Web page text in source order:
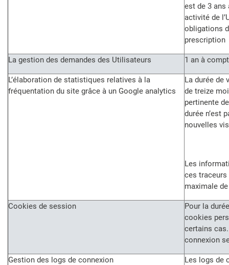
est de 3 ans
activité de
obligations
prescription
La gestion des demandes des Utilisateurs 1 an à
L’élaboration de statistiques relatives à la
fréquentation du site grâce à un Google analytics
La durée de
de treize
pertinente
durée n’est
nouvelles
Les
ces traceurs
maximale
Cookies de session
Pour la
cookies
certains
connexion
Gestion des logs de connexion
Les logs de